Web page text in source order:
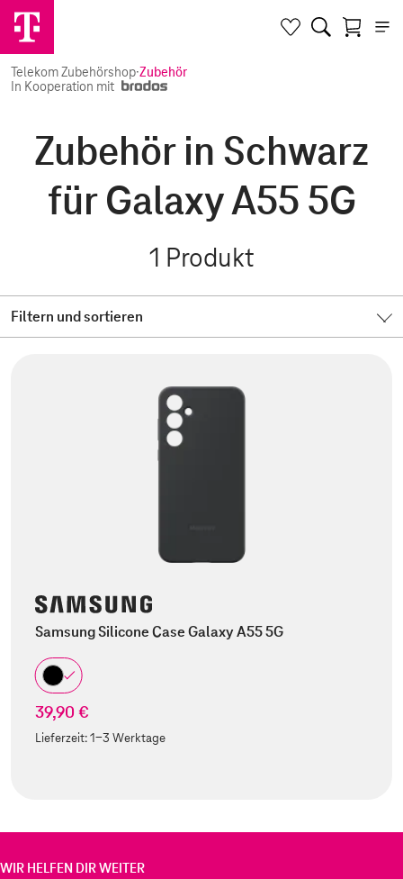
Telekom Zubehörshop·Zubehör
In Kooperation mit
Zubehör in Schwarz
für Galaxy A55 5G
1 Produkt
Filtern und sortieren
Samsung Silicone Case Galaxy A55 5G
39,90 €
Lieferzeit:1-3 Werktage
WIR HELFEN DIR WEITER